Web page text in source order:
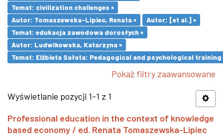
Temat: civilization challenges ×
Autor: Tomaszewska-Lipiec, Renata ×
Autor: [et al.] ×
Temat: edukacja zawodowa dorosłych ×
Autor: Ludwikowska, Katarzyna ×
Temat: Elżbieta Sałata: Pedagogical and psychological
Pokaż filtry zaawansowane
Wyświetlanie pozycji 1-1 z 1
Professional education in the context of knowledge
based economy / ed. Renata Tomaszewska-Lipiec